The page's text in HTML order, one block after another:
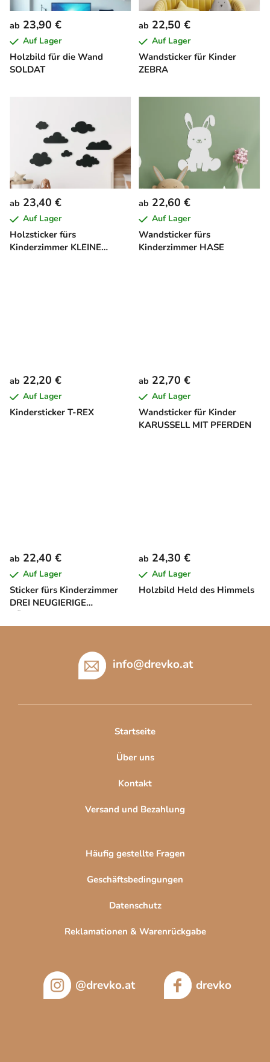
Holzbild für die Wand
SOLDAT
ab 23,90 €
Auf Lager
Wandsticker für Kinder
ZEBRA
ab 22,50 €
Auf Lager
Holzsticker fürs
Kinderzimmer KLEINE
ab 23,40 €
Auf Lager
Wandsticker fürs
Kinderzimmer HASE
ab 22,60 €
Auf Lager
Kindersticker T-REX
ab 22,20 €
Auf Lager
Wandsticker für Kinder
KARUSSELL MIT PFERDEN
ab 22,70 €
Auf Lager
Sticker fürs Kinderzimmer
DREI NEUGIERIGE
ab 22,40 €
Auf Lager
Holzbild Held des Himmels
ab 24,30 €
Auf Lager
info@drevko.at
Startseite
Über uns
Kontakt
Versand und Bezahlung
Häufig gestellte Fragen
Geschäftsbedingungen
Datenschutz
Reklamationen & Warenrückgabe
@drevko.at drevko